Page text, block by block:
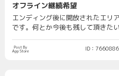
オフライン継続希望
エンディング後に開放されたエリ
です。何とか今後も残して頂きたい
Post By
App Store ID：